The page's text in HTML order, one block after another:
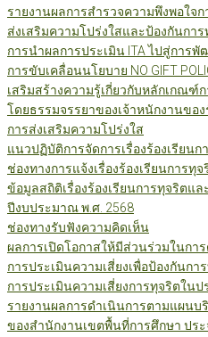
รายงานผลการสำรวจความพึงพอใจก
ส่งเสริมความโปร่งใสและป้องกันการ
การนำผลการประเมิน ITA ไปสู่การพั
การขับเคลื่อนนโยบาย NO GIFT
เสริมสร้างความรู้เกี่ยวกับหลักเกณ
โดยธรรมจรรยาของเจ้าหนักงานของ
การส่งเสริมความโปร่งใส
แนวปฏิบัติการจัดการเรื่องร้องเรียน
ช่องทางการแจ้งเรื่องร้องเรียนการทุ
ข้อมูลสถิติเรื่องร้องเรียนการทุจริตแ
ปีงบประมาณ พ.ศ. 2568
ช่องทางรับฟังความคิดเห็น
ผลการเปิดโอกาสให้มีส่วนร่วมในกา
การประเมินความเสี่ยงเพื่อป้องกันกา
การประเมินความเสี่ยงการทุจริตใน
รายงานผลการดำเนินการตามแผนบ
ของสำนักงานเขตพื้นที่การศึกษา ปร